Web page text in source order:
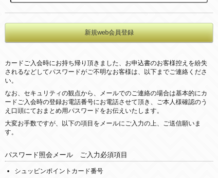
カードご入会時にお持ち帰り頂きました、お申込書のお客様控えを紛失
されるなどしてパスワードがご不明なお客様は、以下までご連絡くださ
い。
なお、セキュリティの観点から、メールでのご連絡の場合は基本的にカ
ードご入会時の登録お電話番号にお電話させて頂き、ご本人様確認のう
え口頭にておまとめ用パスワードをお伝えいたします。
大変お手数ですが、以下の項目をメールにご入力の上、ご送信願いま
す。
パスワード照会メール ご入力必須項目
シュッピンポイントカード番号